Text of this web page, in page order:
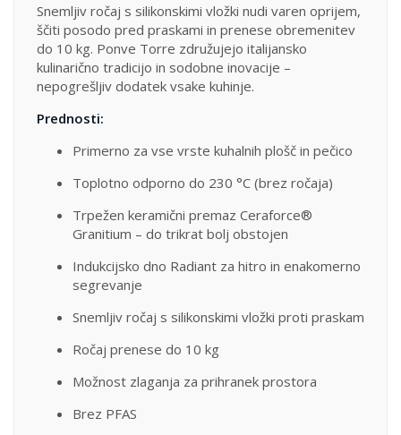
Snemljiv ročaj s silikonskimi vložki nudi varen oprijem,
ščiti posodo pred praskami in prenese obremenitev
do 10 kg. Ponve Torre združujejo italijansko
kulinarično tradicijo in sodobne inovacije –
nepogrešljiv dodatek vsake kuhinje.
Prednosti:
Primerno za vse vrste kuhalnih plošč in pečico
Toplotno odporno do 230 °C (brez ročaja)
Trpežen keramični premaz Ceraforce®
Granitium – do trikrat bolj obstojen
Indukcijsko dno Radiant za hitro in enakomerno
segrevanje
Snemljiv ročaj s silikonskimi vložki proti praskam
Ročaj prenese do 10 kg
Možnost zlaganja za prihranek prostora
Brez PFAS